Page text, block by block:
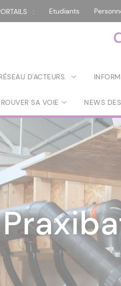
: Etudiants
D'ACTEURS.
SA VOIE NEWS
Jean